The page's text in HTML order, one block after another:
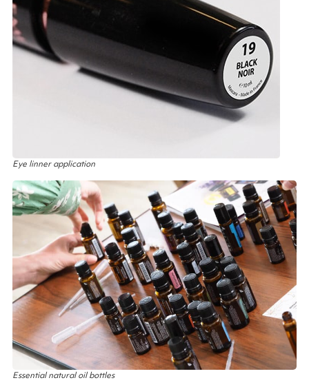
Eye linner application
Essential natural oil bottles